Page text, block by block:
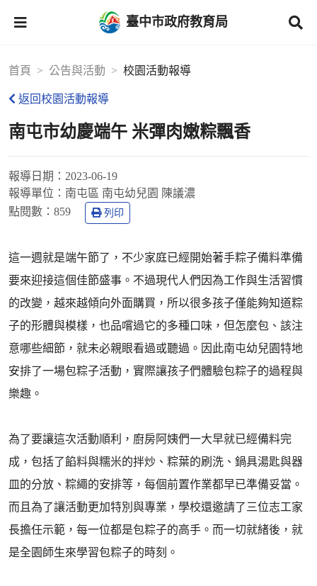
臺中市政府教育局
首頁 公告與活動 校園活動報導
返回校園活動報導
南屯市幼慶端午 米彈肉嫩粽飄香
報導日期： 2023-06-19
報導單位： 南屯區 南屯幼兒園 陳議濃
點閱數： 859 列印
這一週就是端午節了，不少家庭已經開始著手粽子備料準備
要來迎接這個佳節盛事。不過現代人們因為工作與生活習慣
的改變，越來越傾向外面購買，所以很多孩子僅能夠知道粽
子的形體與模樣，也品嚐過它的多種口味，但怎麼包、該注
意哪些細節，就未必親眼看過或聽過。因此南屯幼兒園特地
安排了一場包粽子活動，實際讓孩子們體驗包粽子的過程與
樂趣。
為了要讓這次活動順利，廚房阿姨們一大早就已經備料完
成，包括了餡料與糯米的拌炒、粽葉的刷洗、鍋具湯匙與器
皿的分放、粽繩的安排等，每個前置作業都早已準備妥當。
而且為了讓活動更加特別與專業，學校還邀請了三位志工家
長擔任示範，每一位都是包粽子的高手。而一切就緒後，就
是全園師生來學習包粽子的時刻。